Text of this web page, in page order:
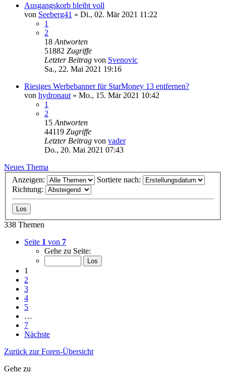
Ausgangskorb bleibt voll
von Seeberg41 » Di., 02. Mär 2021 11:22
1
2
18 Antworten
51882 Zugriffe
Letzter Beitrag von Svenovic
Sa., 22. Mai 2021 19:16
Riesiges Werbebanner für StarMoney 13 entfernen?
von hydronaut » Mo., 15. Mär 2021 10:42
1
2
15 Antworten
44119 Zugriffe
Letzter Beitrag von vader
Do., 20. Mai 2021 07:43
Neues Thema
Anzeigen:
Sortiere nach:
Richtung:
338 Themen
Seite 1 von 7
Gehe zu Seite:
1
2
3
4
5
…
7
Nächste
Zurück zur Foren-Übersicht
Gehe zu